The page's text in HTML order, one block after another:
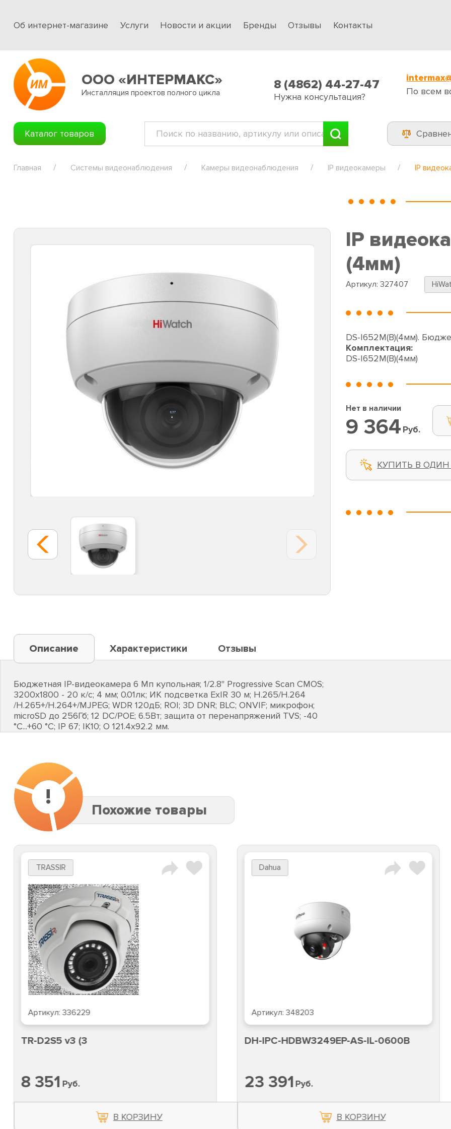
Об интернет-магазине Услуги Новости и акции Бренды Отзывы Контакты
ООО «ИНТЕРМАКС»
Инсталляция проектов полного цикла
8 (4862) 44-27-47
Нужна консультация?
По всем
Каталог товаров
Главная Системы видеонаблюдения Камеры видеонаблюдения IP видеокамеры IP
IP
(4мм)
Артикул: 327407
DS-I652M(B)(4мм).
Комплектация:
DS-I652M(B)(4мм)
Нет в наличии
9 364 Руб.
КУПИТЬ В
Описание Характеристики Отзывы
Бюджетная IP-видеокамера 6 Мп купольная; 1/2.8" Progressive Scan CMOS;
3200х1800 - 20 к/с; 4 мм; 0.01лк; ИК подсветка EхIR 30 м; H.265/H.264
/H.265+/H.264+/MJPEG; WDR 120дБ; ROI; 3D DNR; BLC; ONVIF; микрофон;
microSD до 256Гб; 12 DC/POE; 6.5Вт; защита от перенапряжений TVS; -40
°C...+60 °C; IP 67; IK10; O 121.4х92.2 мм.
!
Похожие товары
TRASSIR
Артикул:336229
TR-D2S5 v3 (3
8 351 Руб.
В КОРЗИНУ
Dahua
Артикул:348203
DH-IPC-HDBW3249EP-AS-IL-0600B
23 391Руб.
В КОРЗИНУ